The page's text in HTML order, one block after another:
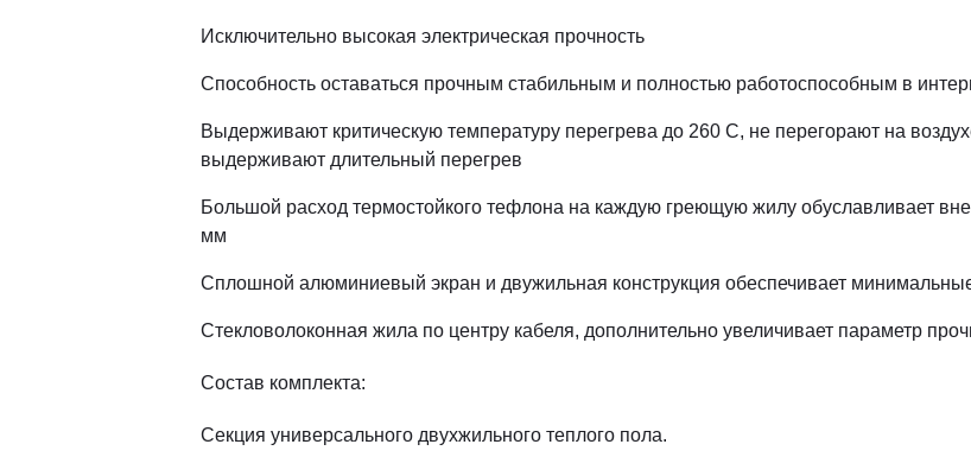
Исключительно высокая электрическая прочность
Способность оставаться прочным стабильным и полностью работоспособным в
Выдерживают критическую температуру перегрева до 260 С, не перегорают на
выдерживают длительный перегрев
Большой расход термостойкого тефлона на каждую греющую жилу обуславливает
мм
Сплошной алюминиевый экран и двужильная конструкция обеспечивает
Стекловолоконная жила по центру кабеля, дополнительно увеличивает параметр
Состав комплекта:
Секция универсального двухжильного теплого пола.